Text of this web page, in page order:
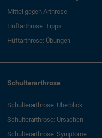
Mittel gegen Arthrose
Hüftarthrose: Tipps
Hüftarthrose: Übungen
Schulterarthrose
Schulterarthrose: Überblick
Schulterarthrose: Ursachen
Schulterarthrose: Symptome